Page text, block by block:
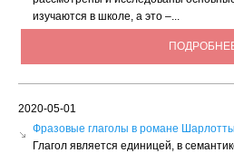
изучаются в школе, а это –...
2020-05-01
Фразовые глаголы в романе
Глагол является единицей, в